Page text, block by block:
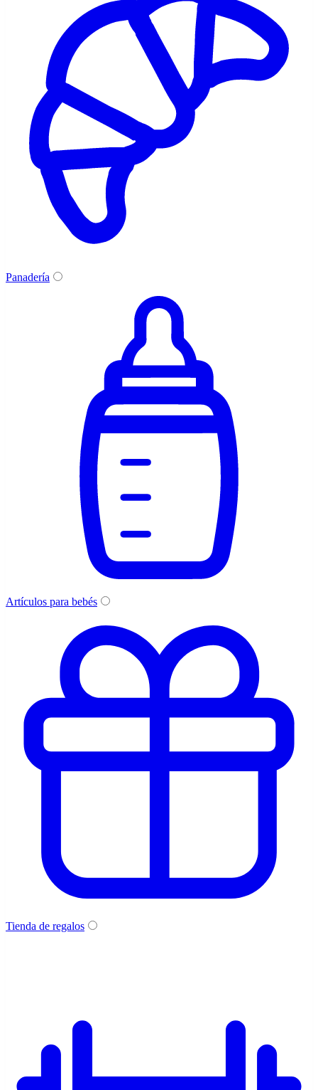
Panadería
Artículos para bebés
Tienda de regalos